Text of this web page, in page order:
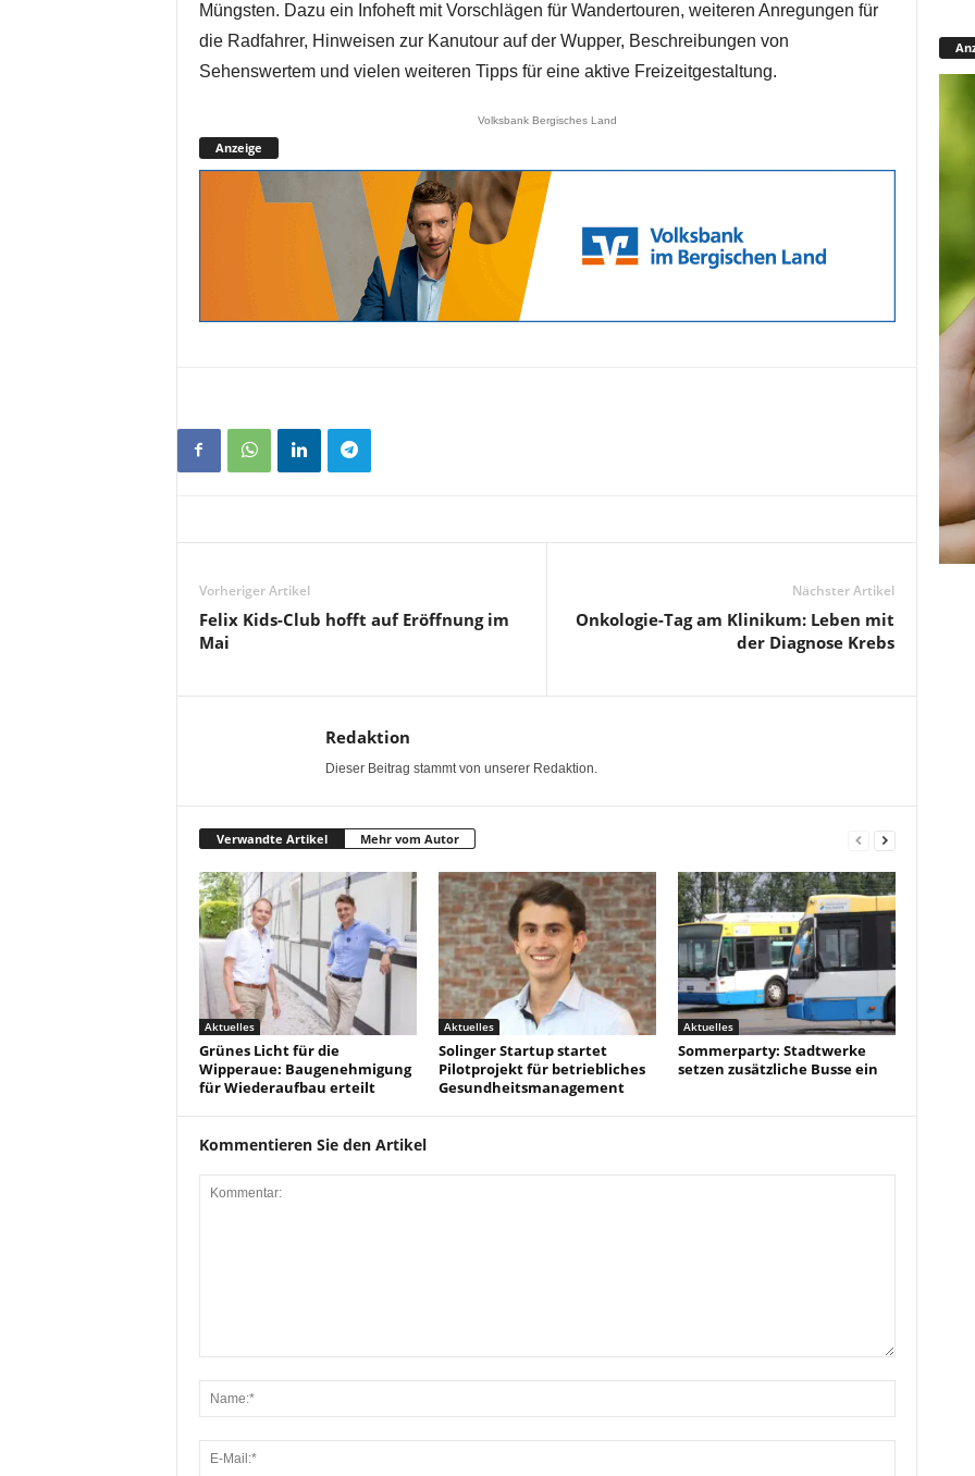
Müngsten. Dazu ein Infoheft mit Vorschlägen für Wandertouren, weiteren Anregungen für
die Radfahrer, Hinweisen zur Kanutour auf der Wupper, Beschreibungen von
Sehenswertem und vielen weiteren Tipps für eine aktive Freizeitgestaltung.
Volksbank Bergisches Land
Anzeige
Vorheriger Artikel
Felix Kids-Club hofft auf Eröffnung im
Mai
Nächster Artikel
Onkologie-Tag am Klinikum: Leben mit
der Diagnose Krebs
Redaktion
Dieser Beitrag stammt von unserer Redaktion.
Verwandte Artikel Mehr vom Autor
Aktuelles
Grünes Licht für die
Wipperaue: Baugenehmigung
für Wiederaufbau erteilt
Aktuelles
Solinger Startup startet
Pilotprojekt für betriebliches
Gesundheitsmanagement
Aktuelles
Sommerparty: Stadtwerke
setzen zusätzliche Busse ein
Kommentieren Sie den Artikel